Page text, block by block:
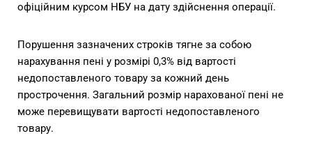
офіційним курсом НБУ на дату здійснення операції.
Порушення зазначених строків тягне за собою
нарахування пені у розмірі 0,3% від вартості
недопоставленого товару за кожний день
прострочення. Загальний розмір нарахованої пені не
може перевищувати вартості недопоставленого
товару.